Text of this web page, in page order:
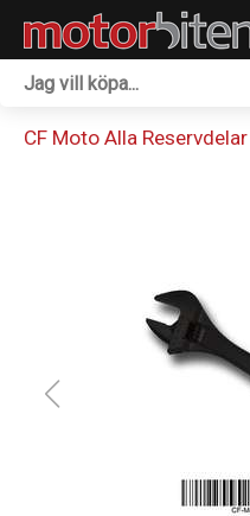
CF Moto Alla Reservdelar